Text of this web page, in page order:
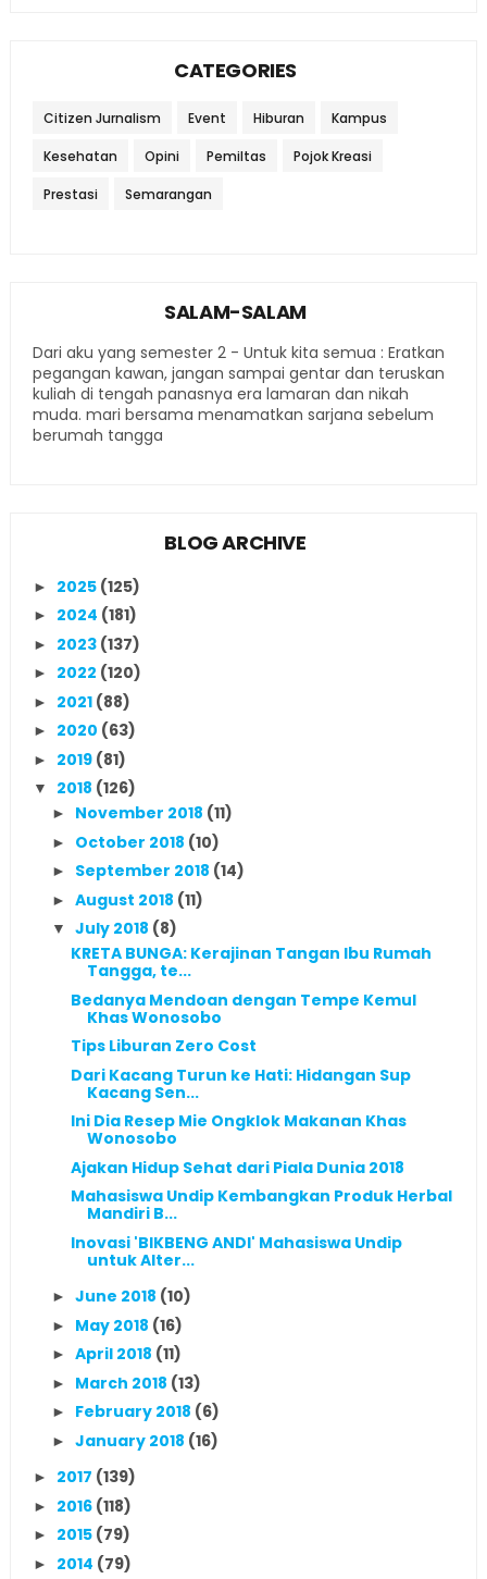
CATEGORIES
Citizen Jurnalism Event Hiburan Kampus
Kesehatan Opini Pemiltas Pojok Kreasi
Prestasi Semarangan
SALAM-SALAM
Dari aku yang semester 2 - Untuk kita semua : Eratkan
pegangan kawan, jangan sampai gentar dan teruskan
kuliah di tengah panasnya era lamaran dan nikah
muda. mari bersama menamatkan sarjana sebelum
berumah tangga
BLOG ARCHIVE
► 2025 (125)
► 2024 (181)
► 2023 (137)
► 2022 (120)
► 2021 (88)
► 2020 (63)
► 2019 (81)
▼ 2018 (126)
► November 2018 (11)
► October 2018 (10)
► September 2018 (14)
► August 2018 (11)
▼ July 2018 (8)
KRETA BUNGA: Kerajinan Tangan Ibu Rumah
Tangga, te...
Bedanya Mendoan dengan Tempe Kemul
Khas Wonosobo
Tips Liburan Zero Cost
Dari Kacang Turun ke Hati: Hidangan Sup
Kacang Sen...
Ini Dia Resep Mie Ongklok Makanan Khas
Wonosobo
Ajakan Hidup Sehat dari Piala Dunia 2018
Mahasiswa Undip Kembangkan Produk Herbal
Mandiri B...
Inovasi 'BIKBENG ANDI' Mahasiswa Undip
untuk Alter...
► June 2018 (10)
► May 2018 (16)
► April 2018 (11)
► March 2018 (13)
► February 2018 (6)
► January 2018 (16)
► 2017 (139)
► 2016 (118)
► 2015 (79)
► 2014 (79)